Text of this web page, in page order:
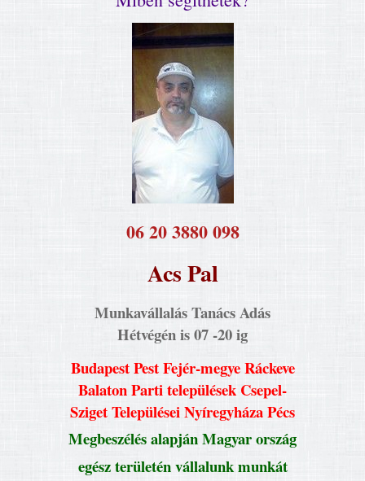
​06 20 3880 098
Acs Pal
Munkavállalás Tanács Adás
Hétvégén is 07 -20 ig
Budapest Pest Fejér-megye Ráckeve
Balaton Parti települések Csepel-
Sziget Települései Nyíregyháza Pécs
Megbeszélés alapján Magyar ország
egész területén vállalunk munkát